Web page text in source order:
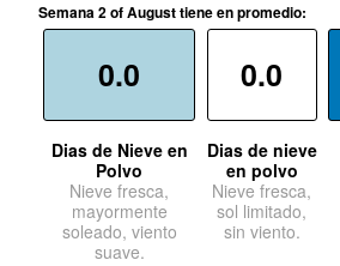
Semana 2 of August tiene en promedio:
0.0
Dias de Nieve en
Polvo
Nieve fresca,
mayormente
soleado, viento
suave.
0.0
Dias de nieve
en polvo
Nieve fresca,
sol limitado,
sin viento.